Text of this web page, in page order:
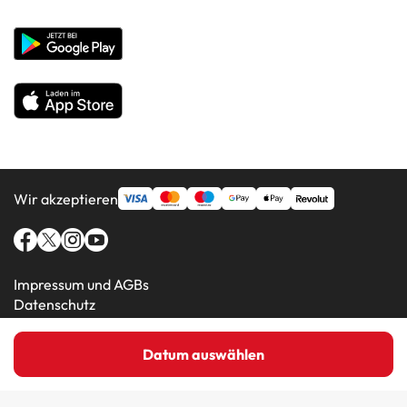
Datum auswählen
Alle Hotels
Wir akzeptieren
Impressum und AGBs
Datenschutz
Amimir.com (C) 2016-2026 - Viajes Para Ti S.L.U